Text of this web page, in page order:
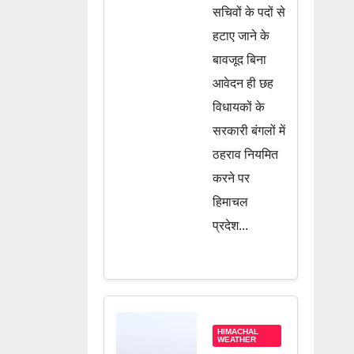
से मांगा
जवाब, जानें
पूरी खबर
सचिवों के पदों से
हटाए जाने के
बावजूद बिना
आवेदन ही छह
विधायकों के
सरकारी बंगलों में
ठहराव नियमित
करने पर
हिमाचल
प्रदेश...
HIMACHAL
WEATHER